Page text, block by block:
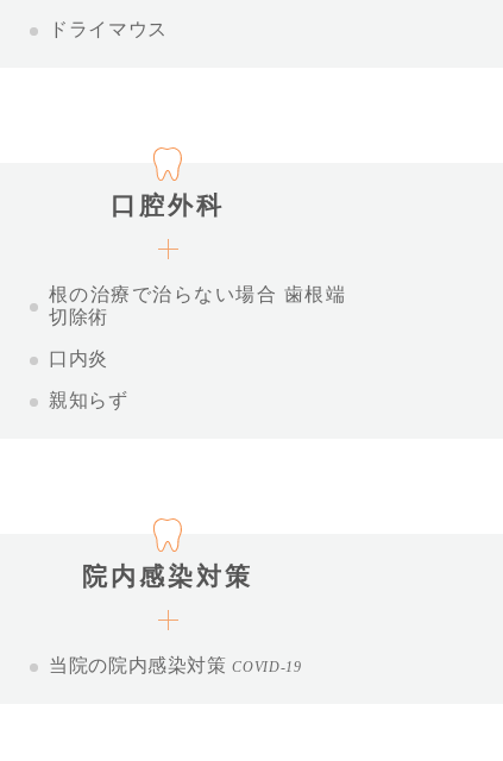
ドライマウス
口腔外科
根の治療で治らない場合 歯根端
切除術
口内炎
親知らず
院内感染対策
当院の院内感染対策COVID-19